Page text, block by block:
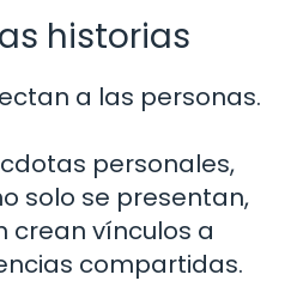
historias
a las personas.
personales,
solo se presentan,
crean vínculos a
compartidas.